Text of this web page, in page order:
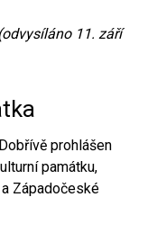
11. září
prohlášen
památku,
Západočeské